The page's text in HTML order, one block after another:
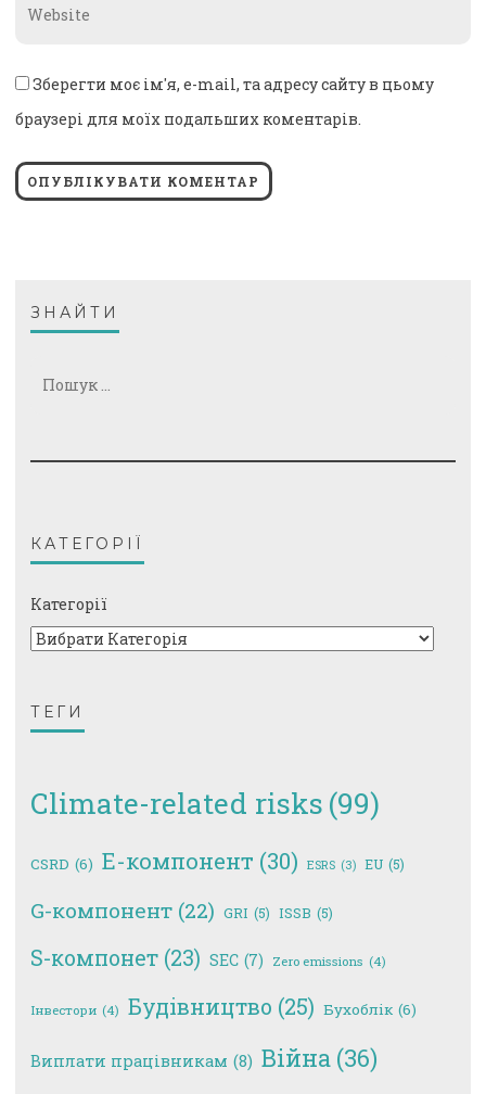
Зберегти моє ім'я, e-mail, та адресу сайту в цьому
браузері для моїх подальших коментарів.
ЗНАЙТИ
КАТЕГОРІЇ
Категорії
ТЕГИ
Climate-related risks (99)
CSRD (6) E-компонент (30) ESRS (3) EU (5)
G-компонент (22) GRI (5) ISSB (5)
S-компонет (23) SEC (7) Zero emissions (4)
Інвестори (4) Будівництво (25) Бухоблік (6)
Виплати працівникам (8) Війна (36)